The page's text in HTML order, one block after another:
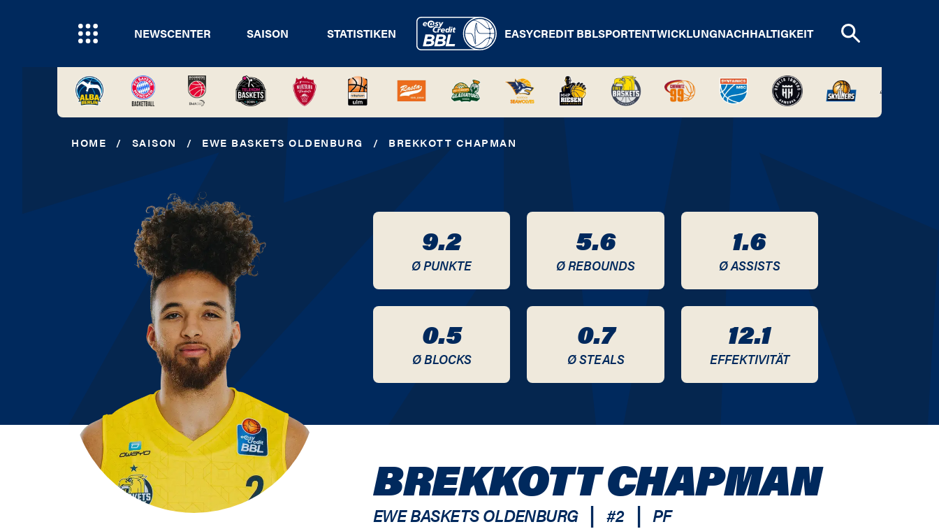
NEWSCENTER SAISON STATISTIKEN EASYCREDIT BBLSPORTENTWICKLUNGNACHHALTIGKEIT
HOME / SAISON / EWE BASKETS OLDENBURG / BREKKOTT CHAPMAN
9.2
Ø PUNKTE
5.6
Ø REBOUNDS
1.6
Ø ASSISTS
0.5
Ø BLOCKS
0.7
Ø STEALS
12.1
EFFEKTIVITÄT
BREKKOTT CHAPMAN
EWE BASKETS OLDENBURG | #2 | PF